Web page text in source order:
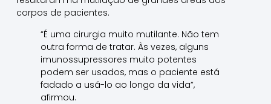
corpos de pacientes.
“É uma cirurgia muito mutilante. Não tem
outra forma de tratar. Às vezes, alguns
imunossupressores muito potentes
podem ser usados, mas o paciente está
fadado a usá-lo ao longo da vida”,
afirmou.